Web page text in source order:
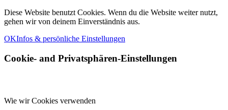
Diese Website benutzt Cookies. Wenn du die Website weiter nutzt,
gehen wir von deinem Einverständnis aus.
OKInfos & persönliche Einstellungen
Cookie- and Privatsphären-Einstellungen
Wie wir Cookies verwenden